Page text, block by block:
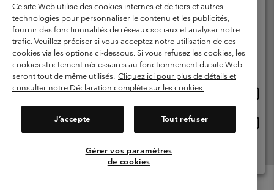
Garanties Légales
Politique de confidentialité
Conditions d'utilisation - Membres
Conditions D'utilisation - Contenu généré par l'utilisateur
Impressum
Cookies
Public CBCR
Service client: Lun - Sam de 9h à 13h et de 14h à 18h
Ce site Web utilise des cookies internes et de tiers et autres
technologies pour personnaliser le contenu et les publicités,
fournir des fonctionnalités de réseaux sociaux et analyser notre
trafic. Veuillez préciser si vous acceptez notre utilisation de ces
cookies via les options ci-dessous. Si vous refusez les cookies, les
cookies strictement nécessaires au fonctionnement du site Web
seront tout de même utilisés. Cliquez ici pour plus de détails et
consulter notre Déclaration complète sur les cookies.
J’accepte Tout refuser
Gérer vos paramètres
de cookies
Veuillez sélectionner votre pays d’expédition et
votre langue
Achats en ligne disponibles
United States
ligne
France
Voir Tous Les Pays